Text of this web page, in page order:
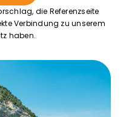
die Referenzseite
Verbindung zu unserem
haben.